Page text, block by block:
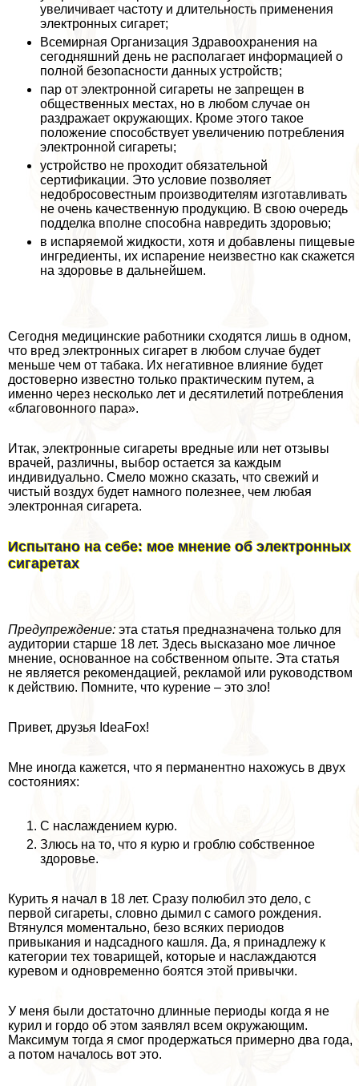
увеличивает частоту и длительность применения
электронных сигарет;
Всемирная Организация Здравоохранения на
сегодняшний день не располагает информацией о
полной безопасности данных устройств;
пар от электронной сигареты не запрещен в
общественных местах, но в любом случае он
раздражает окружающих. Кроме этого такое
положение способствует увеличению потрeбления
электронной сигареты;
устройство не проходит обязательной
сертификации. Это условие позволяет
недобросовестным производителям изготавливать
не очень качественную продукцию. В свою очередь
подделка вполне способна навредить здоровью;
в испаряемой жидкости, хотя и добавлены пищевые
ингредиенты, их испарение неизвестно как скажется
на здоровье в дальнейшем.
Сегодня медицинские работники сходятся лишь в одном,
что вред электронных сигарет в любом случае будет
меньше чем от табака. Их негативное влияние будет
достоверно известно только пpaктическим путем, а
именно через несколько лет и десятилетий потрeбления
«благовонного пара».
Итак, электронные сигареты вредные или нет отзывы
врачей, различны, выбор остается за каждым
индивидуально. Смело можно сказать, что свежий и
чистый воздух будет намного полезнее, чем любая
электронная сигарета.
Испытано на себе: мое мнение об электронных
сигаретах
Предупреждение: эта статья предназначена только для
аудитории старше 18 лет. Здесь высказано мое личное
мнение, основанное на собственном опыте. Эта статья
не является рекомендацией, рекламой или руководством
к действию. Помните, что курение – это зло!
Привет, друзья IdeaFox!
Мне иногда кажется, что я перманентно нахожусь в двух
состояниях:
С наслаждением курю.
Злюсь на то, что я курю и гроблю собственное
здоровье.
Курить я начал в 18 лет. Сразу полюбил это дело, с
первой сигареты, словно дымил с самого рождения.
Втянулся моментально, безо всяких периодов
привыкания и надсадного кашля. Да, я принадлежу к
категории тех товарищей, которые и наслаждаются
куревом и одновременно боятся этой привычки.
У меня были достаточно длинные периоды когда я не
курил и гордо об этом заявлял всем окружающим.
Максимум тогда я смог продержаться примерно два года,
а потом началось вот это.